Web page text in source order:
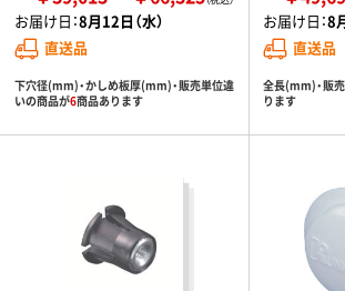
お届け日：8月12日（水）
直送品
下穴径(mm)・かしめ板厚(mm)・販売単位違
いの商品が6商品あります
お届け日：8
直送品
全長(mm)・販
ります